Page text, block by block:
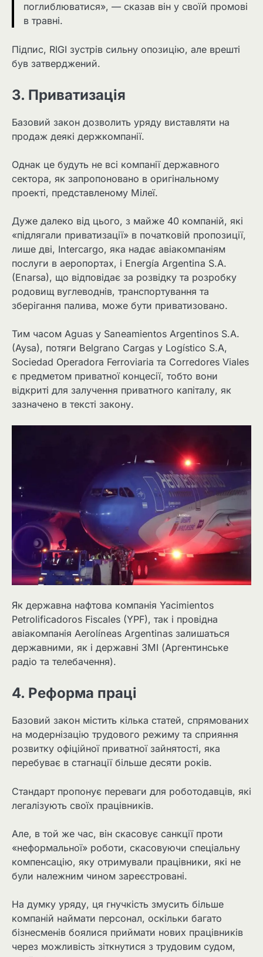
поглиблюватися», — сказав він у своїй промові
в травні.
Підпис, RIGI зустрів сильну опозицію, але врешті
був затверджений.
3. Приватизація
Базовий закон дозволить уряду виставляти на
продаж деякі держкомпанії.
Однак це будуть не всі компанії державного
сектора, як запропоновано в оригінальному
проекті, представленому Мілеї.
Дуже далеко від цього, з майже 40 компаній, які
«підлягали приватизації» в початковій пропозиції,
лише дві, Intercargo, яка надає авіакомпаніям
послуги в аеропортах, і Energía Argentina S.A.
(Enarsa), що відповідає за розвідку та розробку
родовищ вуглеводнів, транспортування та
зберігання палива, може бути приватизовано.
Тим часом Aguas y Saneamientos Argentinos S.A.
(Aysa), потяги Belgrano Cargas y Logístico S.A,
Sociedad Operadora Ferroviaria та Corredores Viales
є предметом приватної концесії, тобто вони
відкриті для залучення приватного капіталу, як
зазначено в тексті закону.
Як державна нафтова компанія Yacimientos
Petrolificadoros Fiscales (YPF), так і провідна
авіакомпанія Aerolíneas Argentinas залишаться
державними, як і державні ЗМІ (Аргентинське
радіо та телебачення).
4. Реформа праці
Базовий закон містить кілька статей, спрямованих
на модернізацію трудового режиму та сприяння
розвитку офіційної приватної зайнятості, яка
перебуває в стагнації більше десяти років.
Стандарт пропонує переваги для роботодавців, які
легалізують своїх працівників.
Але, в той же час, він скасовує санкції проти
«неформальної» роботи, скасовуючи спеціальну
компенсацію, яку отримували працівники, які не
були належним чином зареєстровані.
На думку уряду, ця гнучкість змусить більше
компаній наймати персонал, оскільки багато
бізнесменів боялися приймати нових працівників
через можливість зіткнутися з трудовим судом,